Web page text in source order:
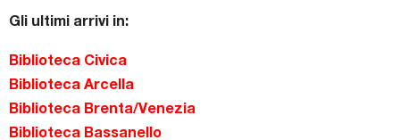
Gli ultimi arrivi in:
Biblioteca Civica
Biblioteca Arcella
Biblioteca Brenta/Venezia
Biblioteca Bassanello